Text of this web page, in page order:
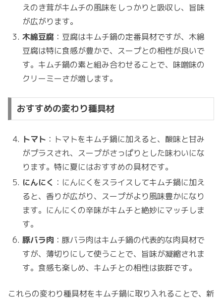
えのき茸がキムチの風味をしっかりと吸収し、旨味
が広がります。
木綿豆腐 ：豆腐はキムチ鍋の定番具材ですが、木綿
豆腐は特に食感が豊かで、スープとの相性が良いで
す。キムチ鍋の素と組み合わせることで、味噌味の
クリーミーさが増します。
おすすめの変わり種具材
トマト ：トマトをキムチ鍋に加えると、酸味と甘み
がプラスされ、スープがさっぱりとした味わいにな
ります。特に夏にはおすすめの具材です。
にんにく ：にんにくをスライスしてキムチ鍋に加え
ると、香りが広がり、スープがより風味豊かになり
ます。にんにくの辛味がキムチと絶妙にマッチしま
す。
豚バラ肉 ：豚バラ肉はキムチ鍋の代表的な肉具材で
すが、薄切りにして使うことで、旨味が凝縮されま
す。食感も楽しめ、キムチとの相性は抜群です。
これらの変わり種具材をキムチ鍋に取り入れることで、新